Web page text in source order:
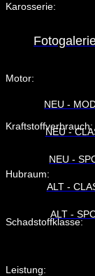
NEU -
NEU -
NEU -
ALT -
ALT -
Karosserie:
Motor:
Kraftstoffverbrauch:
Hubraum:
Schadstoffklasse:
Leistung: